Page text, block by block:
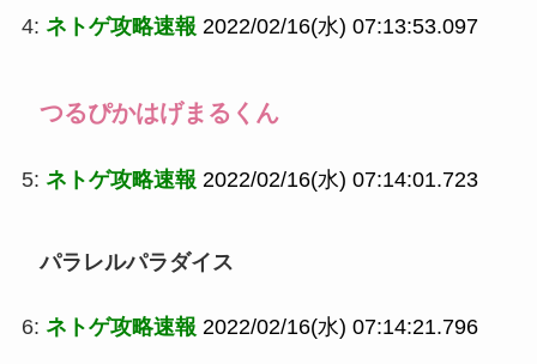
4: ネトゲ攻略速報 2022/02/16(水) 07:13:53.097
つるぴかはげまるくん
5: ネトゲ攻略速報 2022/02/16(水) 07:14:01.723
パラレルパラダイス
6: ネトゲ攻略速報 2022/02/16(水) 07:14:21.796